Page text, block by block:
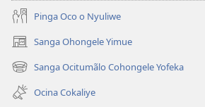
Pinga Oco o Nyuliwe
Sanga Ohongele Yimue
(yikula
onjanela
yokaliye)
Sanga Ocitumãlo Cohongele Yofeka
(yikula
onjanela
yokaliye)
Ocina Cokaliye